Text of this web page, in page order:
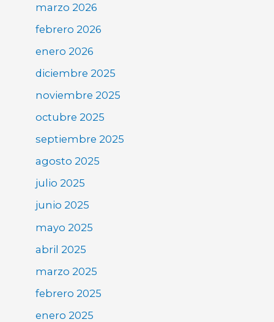
marzo 2026
febrero 2026
enero 2026
diciembre 2025
noviembre 2025
octubre 2025
septiembre 2025
agosto 2025
julio 2025
junio 2025
mayo 2025
abril 2025
marzo 2025
febrero 2025
enero 2025